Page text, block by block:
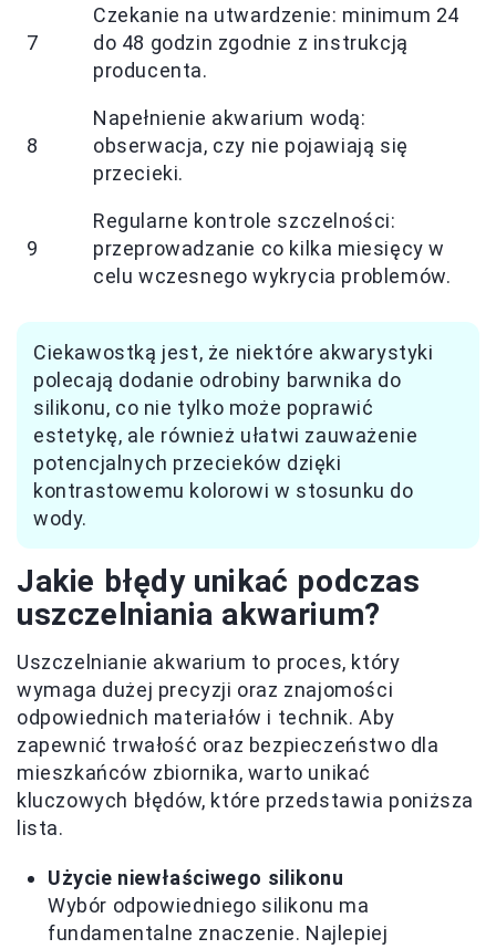
7
Czekanie na utwardzenie: minimum 24
do 48 godzin zgodnie z instrukcją
producenta.
8
Napełnienie akwarium wodą:
obserwacja, czy nie pojawiają się
przecieki.
9
Regularne kontrole szczelności:
przeprowadzanie co kilka miesięcy w
celu wczesnego wykrycia problemów.
Ciekawostką jest, że niektóre akwarystyki
polecają dodanie odrobiny barwnika do
silikonu, co nie tylko może poprawić
estetykę, ale również ułatwi zauważenie
potencjalnych przecieków dzięki
kontrastowemu kolorowi w stosunku do
wody.
Jakie błędy unikać podczas
uszczelniania akwarium?
Uszczelnianie akwarium to proces, który
wymaga dużej precyzji oraz znajomości
odpowiednich materiałów i technik. Aby
zapewnić trwałość oraz bezpieczeństwo dla
mieszkańców zbiornika, warto unikać
kluczowych błędów, które przedstawia poniższa
lista.
Użycie niewłaściwego silikonu
Wybór odpowiedniego silikonu ma
fundamentalne znaczenie. Najlepiej